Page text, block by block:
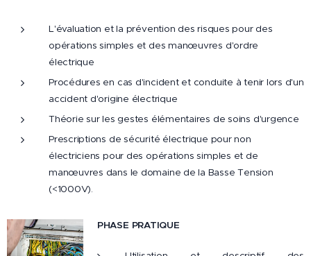
L'évaluation et la prévention des risques pour des
opérations simples et des manœuvres d'ordre
électrique
Procédures en cas d'incident et conduite à tenir lors d'un
accident d'origine électrique
Théorie sur les gestes élémentaires de soins d'urgence
Prescriptions de sécurité électrique pour non
électriciens pour des opérations simples et de
manœuvres dans le domaine de la Basse Tension
(<1000V).
PHASE PRATIQUE